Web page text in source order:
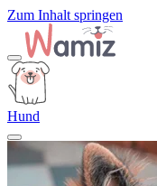
Zum Inhalt springen
Hund